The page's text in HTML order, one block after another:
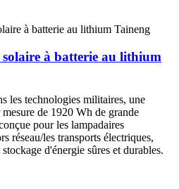
solaire à batterie au lithium
les technologies militaires, une
de 1920 Wh de grande
pour les lampadaires
réseau/les transports électriques,
d'énergie sûres et durables.